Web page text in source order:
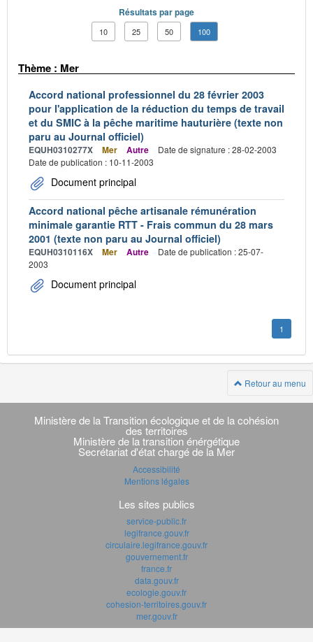
Résultats par page
10 25 50 100
Thème : Mer
Accord national professionnel du 28 février 2003
pour l'application de la réduction du temps de travail
et du SMIC à la pêche maritime hauturière (texte non
paru au Journal officiel)
EQUH0310277X Mer Autre
Date de signature : 28-02-2003
Date de publication : 10-11-2003
Document principal
Accord national pêche artisanale rémunération
minimale garantie RTT - Frais commun du 28 mars
2001 (texte non paru au Journal officiel)
EQUH0310116X Mer Autre
Date de publication : 25-07-
2003
Document principal
1
Retour au menu
Navigation
transverse
Ministère de la Transition écologique et de la cohésion
des territoires
Ministère de la transition énérgétique
Secrétariat d'état chargé de la Mer
Accessibilité
Mentions légales
Les sites publics
service-public.fr
legifrance.gouv.fr
circulaire.legifrance.gouv.fr
gouvernement.fr
france.fr
data.gouv.fr
ecologie.gouv.fr
cohesion-territoires.gouv.fr
mer.gouv.fr